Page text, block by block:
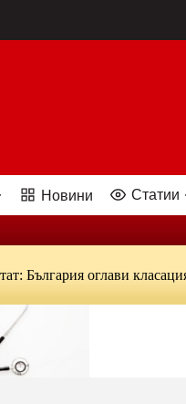
Новини Статии
оглави класацията в